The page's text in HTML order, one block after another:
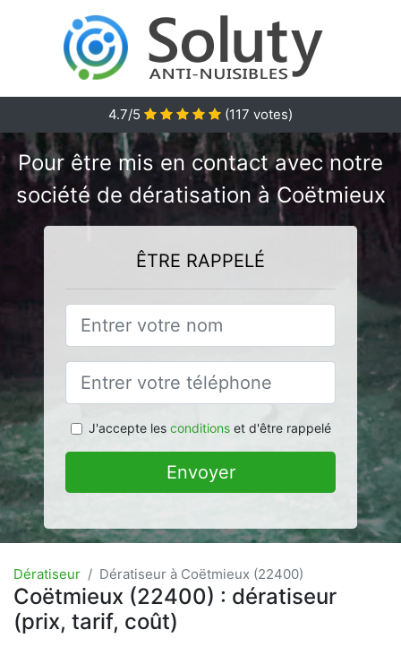
4.7/5 (117 votes)
Pour être mis en contact avec notre
société de dératisation à Coëtmieux
ÊTRE RAPPELÉ
J'accepte les conditionset d'être rappelé
Envoyer
Dératiseur Dératiseur à Coëtmieux (22400)
Coëtmieux (22400) : dératiseur
(prix, tarif, coût)